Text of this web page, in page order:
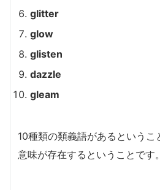
glitter
glow
glisten
dazzle
gleam
10種類の類義語があるというこ
意味が存在するということです。